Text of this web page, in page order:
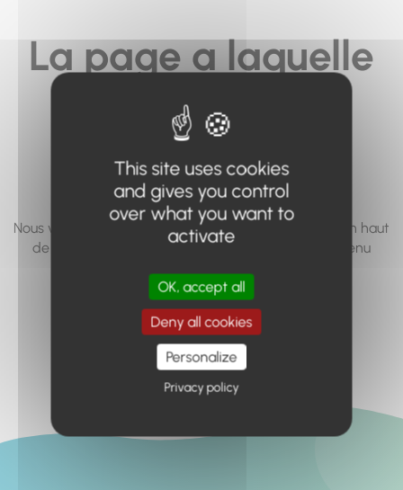
La page a laquelle
vous cherchez à
accéder n'existe
pas... ou plus.
Nous vous invitons à utiliser le moteur de recherche en haut
de page, ou à utiliser le menu pour trouver le contenu
Retour à l'accueil
This site uses cookies
and gives you control
over what you want to
activate
OK, accept all
Deny all cookies
Personalize
Privacy policy